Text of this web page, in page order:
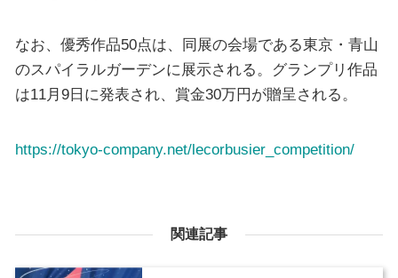
なお、優秀作品50点は、同展の会場である東京・青山
のスパイラルガーデンに展示される。グランプリ作品
は11月9日に発表され、賞金30万円が贈呈される。
https://tokyo-company.net/lecorbusier_competition/
関連記事